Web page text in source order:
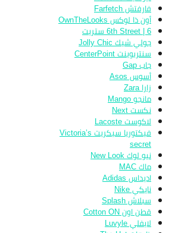
فارفتش Farfetch
أون ذا لوكس OwnTheLooks
6th Street | 6 ستريت
جولي شيك Jolly Chic
سنتربوينت CenterPoint
جاب Gap
أسوس Asos
زارا Zara
مانجو Mango
نكست Next
لاكوست Lacoste
فيكتوريا سيكريت Victoria’s
secret
نيو لوك New Look
ماك MAC
اديداس Adidas
نايكي Nike
سبلاش Splash
قطن اون Cotton ON
لايفلي Luvyle